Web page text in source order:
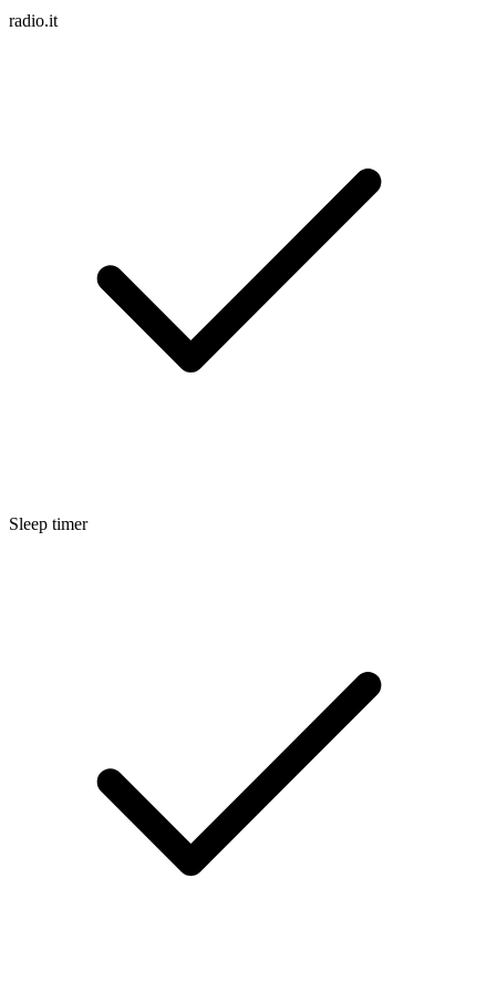
radio.it
Sleep timer